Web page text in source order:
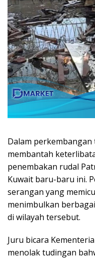
Dalam
membantah
penembakan rudal
Kuwait baru-baru ini.
serangan yang
menimbulkan
di wilayah tersebut.
Juru bicara
menolak tudingan